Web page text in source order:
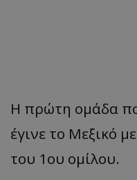
Η πρώτη ομάδα
έγινε το Μεξικό
του 1ου ομίλου.